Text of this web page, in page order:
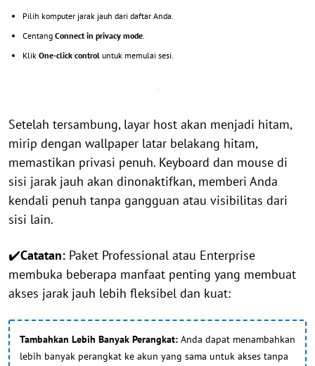
Pilih komputer jarak jauh dari daftar Anda.
Centang Connect in privacy mode.
Klik One-click control untuk memulai sesi.
Setelah tersambung, layar host akan menjadi hitam,
mirip dengan wallpaper latar belakang hitam,
memastikan privasi penuh. Keyboard dan mouse di
sisi jarak jauh akan dinonaktifkan, memberi Anda
kendali penuh tanpa gangguan atau visibilitas dari
sisi lain.
✔️Catatan: Paket Professional atau Enterprise
membuka beberapa manfaat penting yang membuat
akses jarak jauh lebih fleksibel dan kuat:
Tambahkan Lebih Banyak Perangkat: Anda dapat menambahkan
lebih banyak perangkat ke akun yang sama untuk akses tanpa